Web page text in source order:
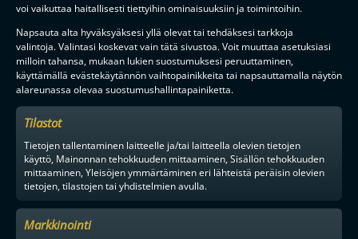
voi vaikuttaa haitallisesti tiettyihin ominaisuuksiin ja toimintoihin.
Napsauta alta hyväksyäksesi yllä olevat tai tehdäksesi tarkkoja
valintoja. Valintasi koskevat vain tätä sivustoa. Voit muuttaa asetuksiasi
milloin tahansa, mukaan lukien suostumuksesi peruuttaminen,
käyttämällä evästekäytännön vaihtopainikkeita tai napsauttamalla näytön
alareunassa olevaa suostumushallintapainiketta.
Tilastot
Tietojen tallentaminen laitteelle ja/tai laitteella olevien tietojen
käyttö, Mainonnan tehokkuuden mittaaminen, Sisällön tehokkuuden
mittaaminen, Yleisöjen ymmärtäminen eri lähteistä peräisin olevien
tietojen, tilastojen tai yhdistelmien avulla.
Markkinointi
F-LIIGANKUMPPANIT